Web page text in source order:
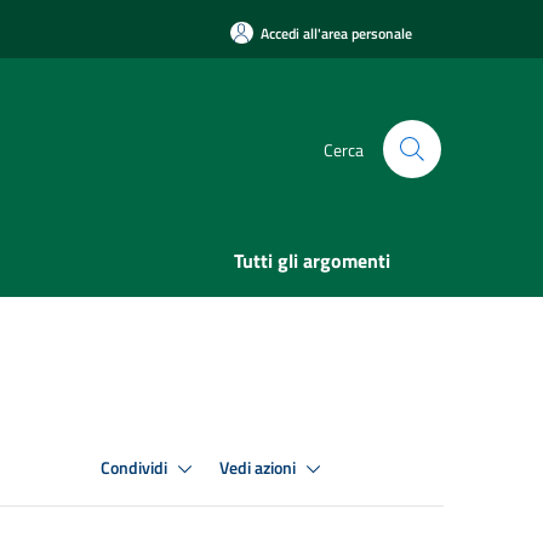
Accedi all'area personale
Cerca
Tutti gli argomenti
Condividi Vedi azioni